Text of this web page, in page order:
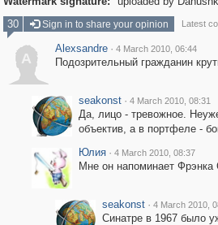
30
Sign in to share your opinion Latest
A
Alexsandre · 4 March 2010, 06:44
Подозрительный гражданин
seakonst · 4 March 2010, 08:31
Да, лицо - тревожное.
объектив, а в портфеле -
Юлия · 4 March 2010, 08:37
Мне он напоминает Фрэнка
seakonst · 4 March 2010,
Синатре в 1967 было